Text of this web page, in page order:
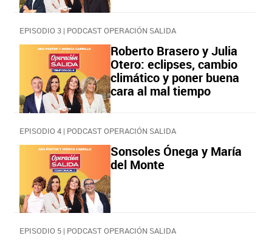
EPISODIO 3 | PODCAST OPERACIÓN SALIDA
Roberto Brasero y Julia
Otero: eclipses, cambio
climático y poner buena
cara al mal tiempo
EPISODIO 4 | PODCAST OPERACIÓN SALIDA
Sonsoles Ónega y María
del Monte
EPISODIO 5 | PODCAST OPERACIÓN SALIDA